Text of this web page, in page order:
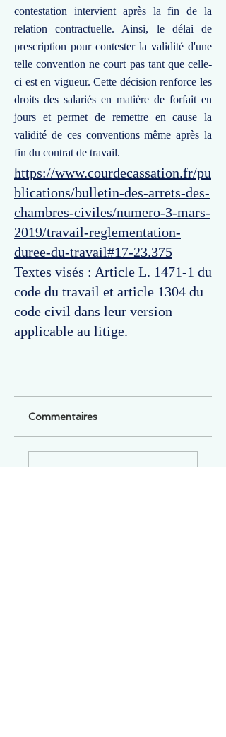
contestation intervient après la fin de la
relation contractuelle. Ainsi, le délai de
prescription pour contester la validité d'une
telle convention ne court pas tant que celle-
ci est en vigueur. Cette décision renforce les
droits des salariés en matière de forfait en
jours et permet de remettre en cause la
validité de ces conventions même après la
fin du contrat de travail.
https://www.courdecassation.fr/pu
blications/bulletin-des-arrets-des-
chambres-civiles/numero-3-mars-
2019/travail-reglementation-
duree-du-travail#17-23.375
Textes visés : Article L. 1471-1 du
code du travail et article 1304 du
code civil dans leur version
applicable au litige.
Commentaires